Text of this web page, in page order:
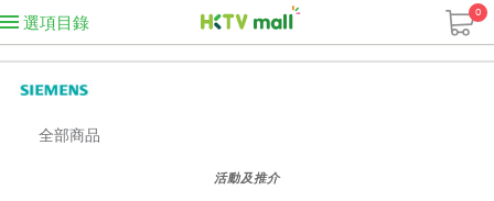
選項目錄
0
全部商品
活動及推介